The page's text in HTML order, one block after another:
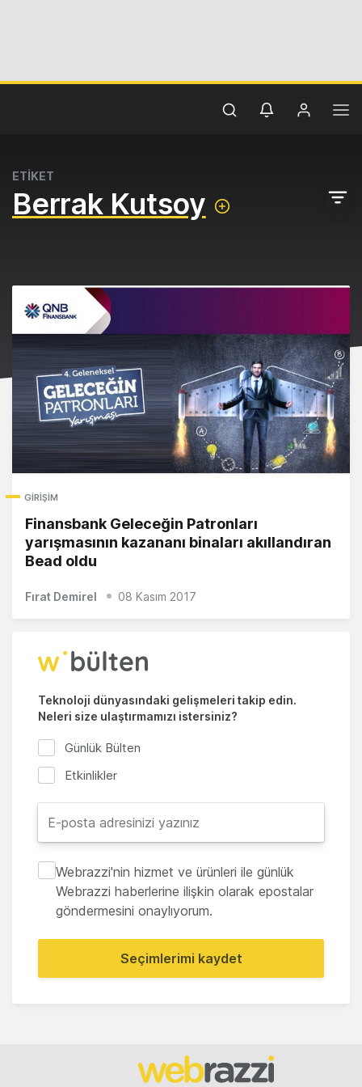
ETİKET
Berrak Kutsoy
GIRIŞIM
Finansbank Geleceğin Patronları
yarışmasının kazananı binaları akıllandıran
Bead oldu
Fırat Demirel 08 Kasım 2017
Teknoloji dünyasındaki gelişmeleri takip edin.
Neleri size ulaştırmamızı istersiniz?
Günlük Bülten
Etkinlikler
Webrazzi'nin hizmet ve ürünleri ile günlük
Webrazzi haberlerine ilişkin olarak epostalar
göndermesini onaylıyorum.
Seçimlerimi kaydet